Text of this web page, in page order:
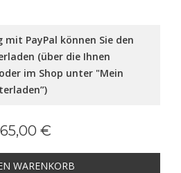
mit PayPal können Sie den
(über die Ihnen
im Shop unter "Mein
65,00 €
WARENKORB